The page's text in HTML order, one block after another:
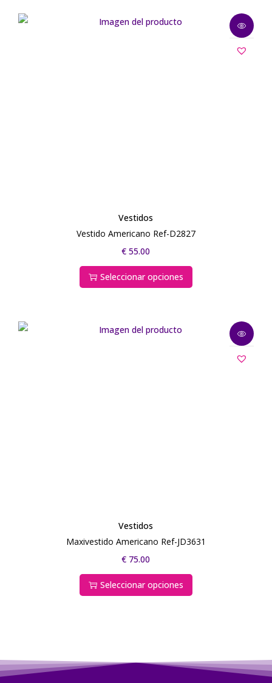
Vestidos
Vestido Americano Ref-D2827
€ 55.00
Seleccionar opciones
Vestidos
Maxivestido Americano Ref-JD3631
€ 75.00
Seleccionar opciones